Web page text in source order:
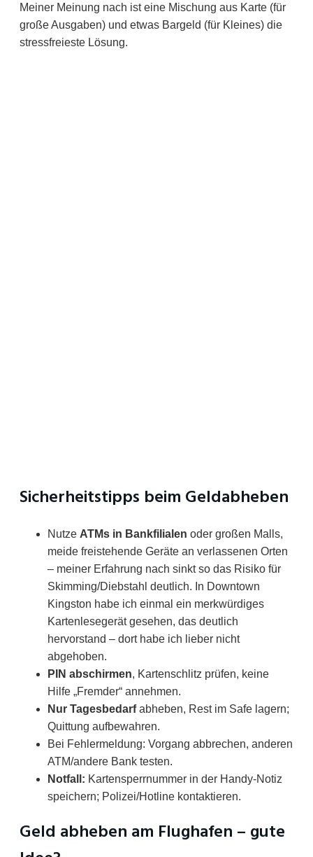
Meiner Meinung nach ist eine Mischung aus Karte (für
große Ausgaben) und etwas Bargeld (für Kleines) die
stressfreieste Lösung.
Sicherheitstipps beim Geldabheben
Nutze ATMs in Bankfilialen oder großen Malls,
meide freistehende Geräte an verlassenen Orten
– meiner Erfahrung nach sinkt so das Risiko für
Skimming/Diebstahl deutlich. In Downtown
Kingston habe ich einmal ein merkwürdiges
Kartenlesegerät gesehen, das deutlich
hervorstand – dort habe ich lieber nicht
abgehoben.
PIN abschirmen, Kartenschlitz prüfen, keine
Hilfe „Fremder“ annehmen.
Nur Tagesbedarfabheben, Rest im Safe lagern;
Quittung aufbewahren.
Bei Fehlermeldung: Vorgang abbrechen, anderen
ATM/andere Bank testen.
Notfall: Kartensperrnummer in der Handy-Notiz
speichern; Polizei/Hotline kontaktieren.
Geld abheben am Flughafen – gute